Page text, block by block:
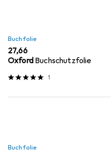
Buchfolie
EUR
27,66
Oxford Buchschutzfolie
1
Buchfolie